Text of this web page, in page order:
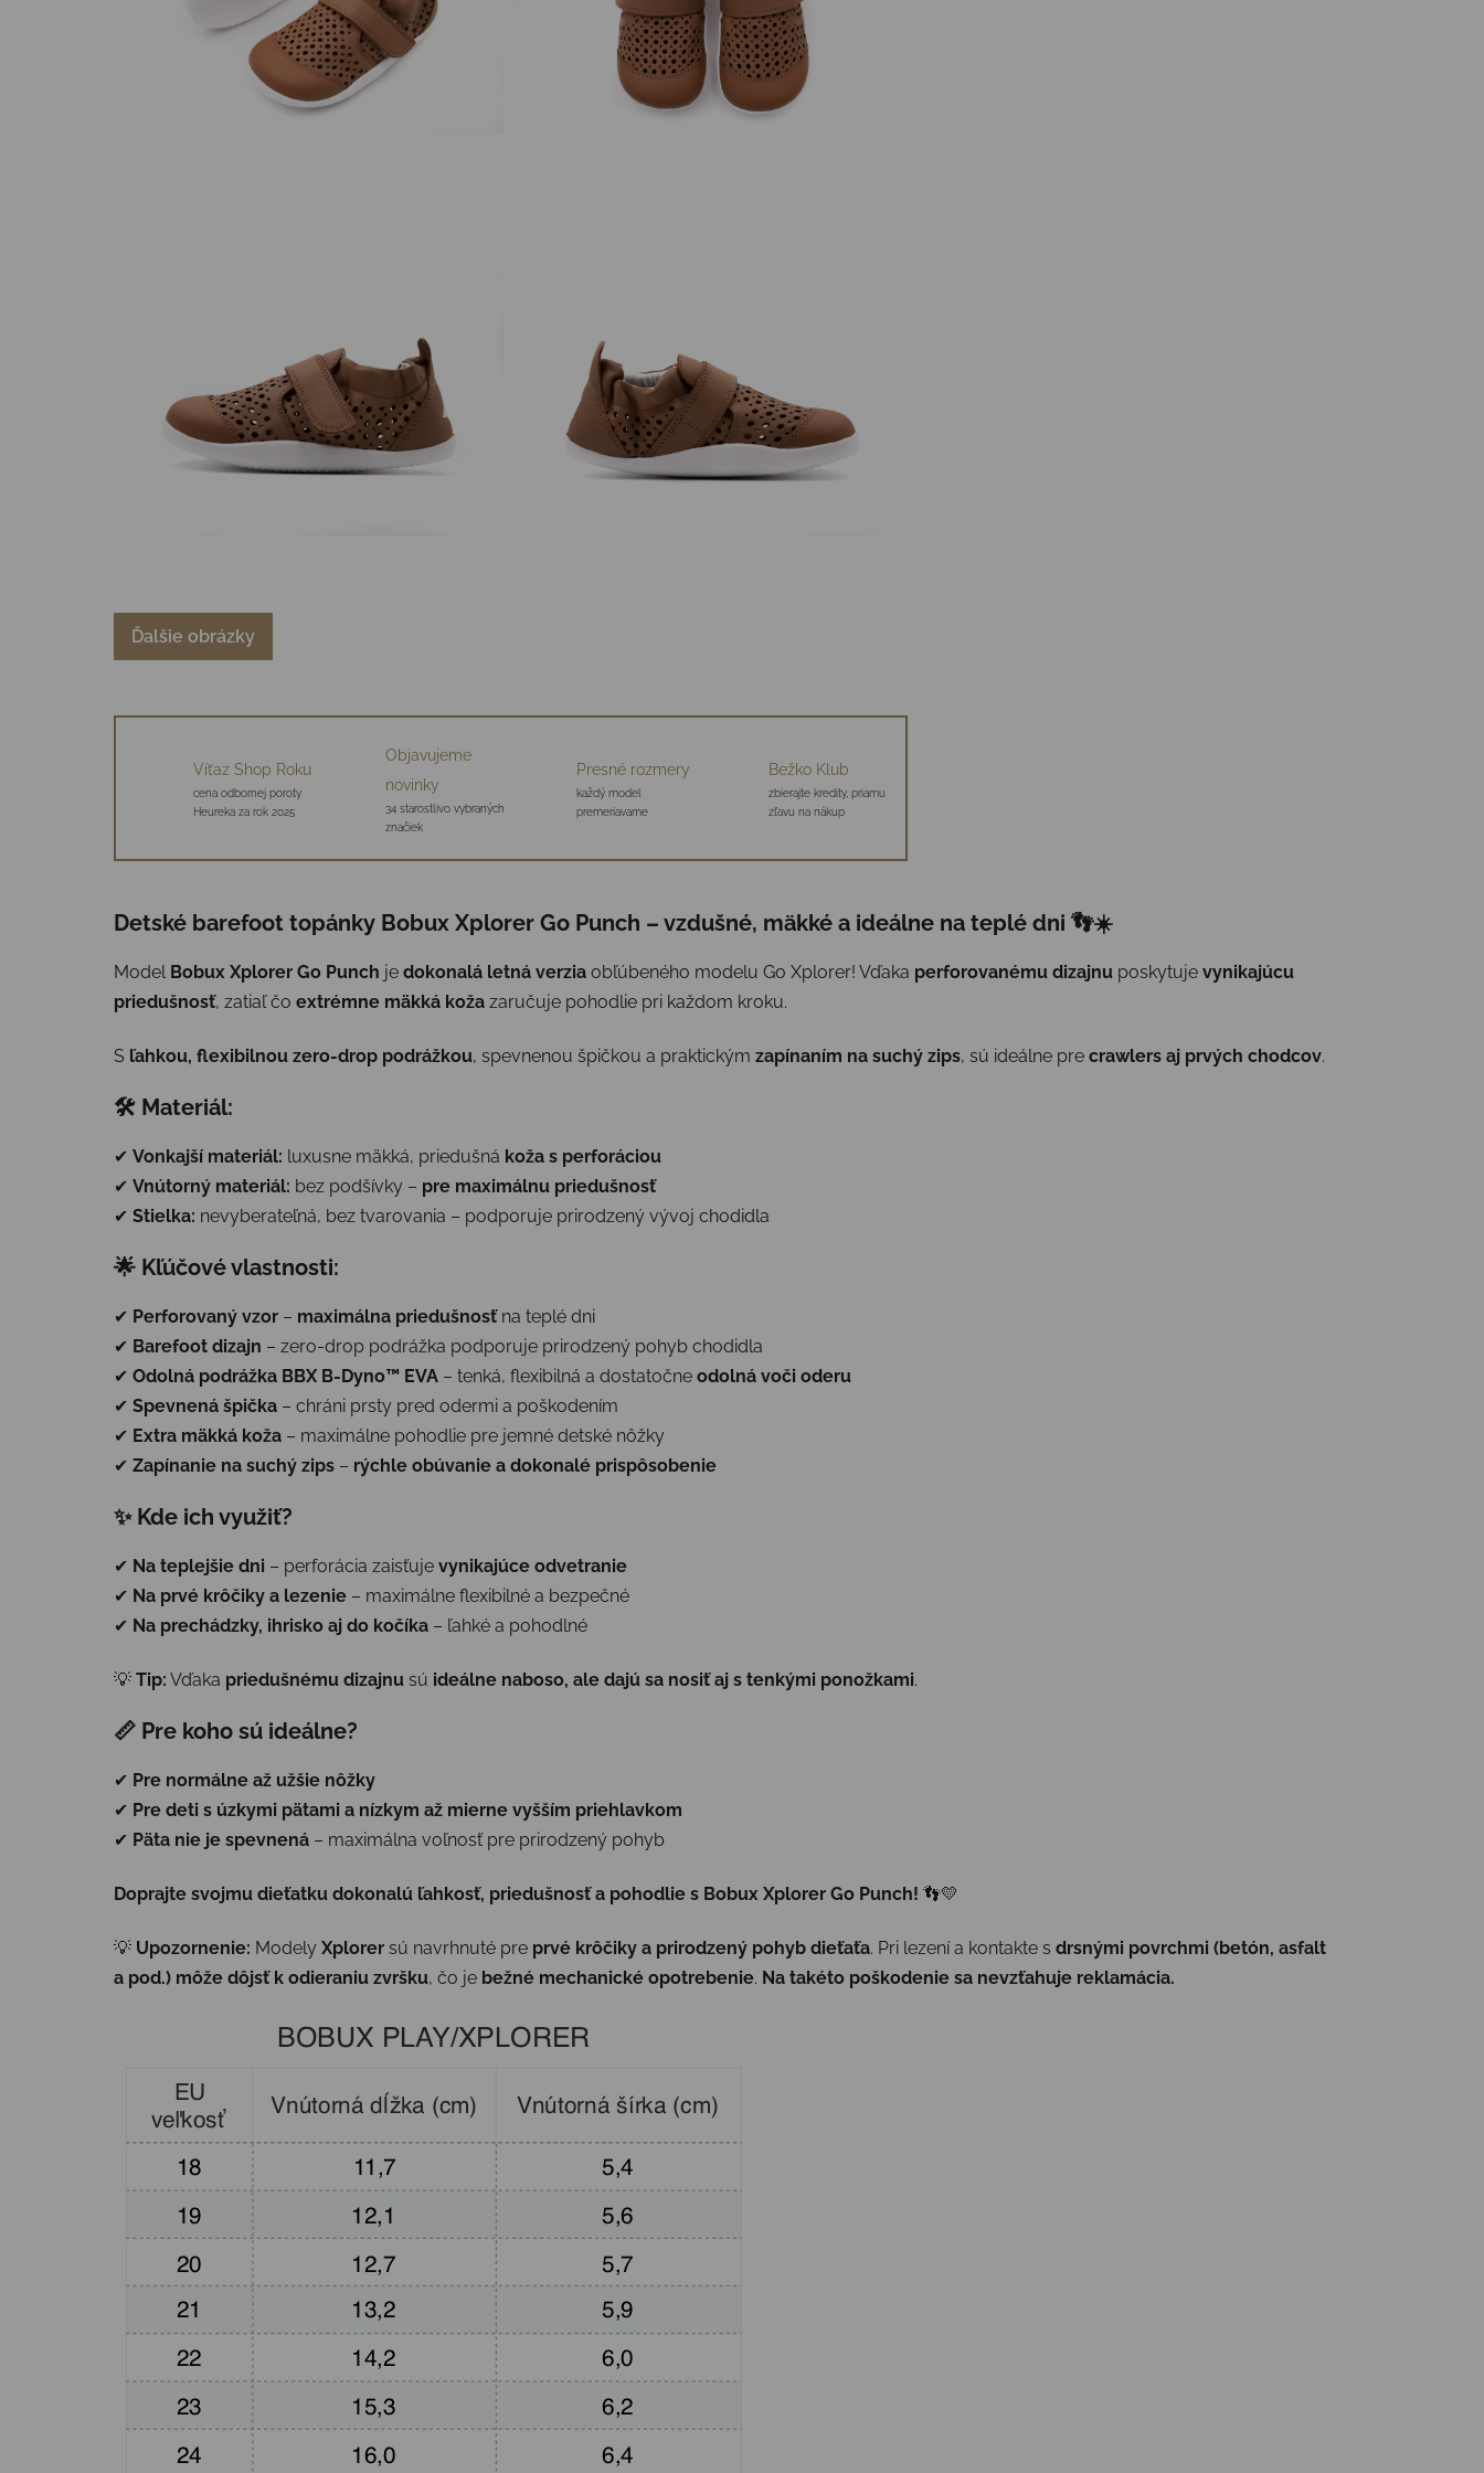
Ďalšie obrázky
Víťaz Shop Roku
cena odbornej poroty
Heureka za rok 2025
Objavujeme
novinky
34 starostlivo vybraných
značiek
Presné rozmery
každý model
premeriavame
Bežko Klub
zbierajte kredity, priamu
zľavu na nákup
Detské barefoot topánky Bobux Xplorer Go Punch – vzdušné, mäkké a ideálne na teplé dni 👣☀️
Model Bobux Xplorer Go Punch je dokonalá letná verzia obľúbeného modelu Go Xplorer! Vďaka perforovanému dizajnu poskytuje vynikajúcu
priedušnosť, zatiaľ čo extrémne mäkká koža zaručuje pohodlie pri každom kroku.
S ľahkou, flexibilnou zero-drop podrážkou, spevnenou špičkou a praktickým zapínaním na suchý zips, sú ideálne pre crawlers aj prvých chodcov.
🛠 Materiál:
✔ Vonkajší materiál: luxusne mäkká, priedušná koža s perforáciou
✔ Vnútorný materiál: bez podšívky – pre maximálnu priedušnosť
✔ Stielka: nevyberateľná, bez tvarovania – podporuje prirodzený vývoj chodidla
🌟 Kľúčové vlastnosti:
✔ Perforovaný vzor – maximálna priedušnosťna teplé dni
✔ Barefoot dizajn – zero-drop podrážka podporuje prirodzený pohyb chodidla
✔ Odolná podrážka BBX B-Dyno™ EVA – tenká, flexibilná a dostatočne odolná voči oderu
✔ Spevnená špička – chráni prsty pred odermi a poškodením
✔ Extra mäkká koža – maximálne pohodlie pre jemné detské nôžky
✔ Zapínanie na suchý zips – rýchle obúvanie a dokonalé prispôsobenie
✨ Kde ich využiť?
✔ Na teplejšie dni – perforácia zaisťuje vynikajúce odvetranie
✔ Na prvé krôčiky a lezenie – maximálne flexibilné a bezpečné
✔ Na prechádzky, ihrisko aj do kočíka – ľahké a pohodlné
💡 Tip: Vďaka priedušnému dizajnu sú ideálne naboso, ale dajú sa nosiť aj s tenkými ponožkami.
📏 Pre koho sú ideálne?
✔ Pre normálne až užšie nôžky
✔ Pre deti s úzkymi pätami a nízkym až mierne vyšším priehlavkom
✔ Päta nie je spevnená – maximálna voľnosť pre prirodzený pohyb
Doprajte svojmu dieťatku dokonalú ľahkosť, priedušnosť a pohodlie s Bobux Xplorer Go Punch! 👣💛
💡 Upozornenie: Modely Xplorer sú navrhnuté pre prvé krôčiky a prirodzený pohyb dieťaťa. Pri lezení a kontakte s drsnými povrchmi (betón, asfalt
a pod.) môže dôjsť k odieraniu zvršku, čo je bežné mechanické opotrebenie. Na takéto poškodenie sa nevzťahuje reklamácia.